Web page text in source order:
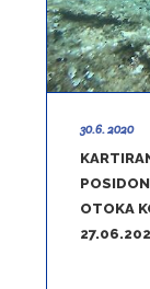
30.6. 2020
OTOKA